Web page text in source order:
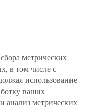
метрических
в том числе с
использование
ваших
анализ метрических